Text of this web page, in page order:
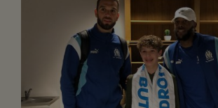
FAIRE UN DON
ASSURANCE VIE/LEGS